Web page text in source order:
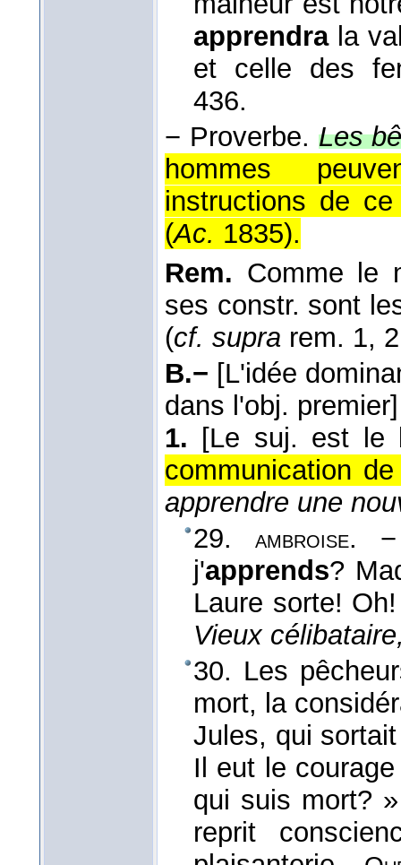
apprendrala
et celle des
436.
− Proverbe. Les
hommes
instructions de
(Ac. 1835).
Rem. Comme le
ses constr. sont
(cf. supra rem. 1,
B.− [L'idée
dans l'obj. premier]
1. [Le suj. est le
communication
apprendre une
29.ambroise. −
j'apprends?
Laure sorte!
Vieux
30. Les
mort, la
Jules, qui
Il eut le
qui suis mort?
reprit